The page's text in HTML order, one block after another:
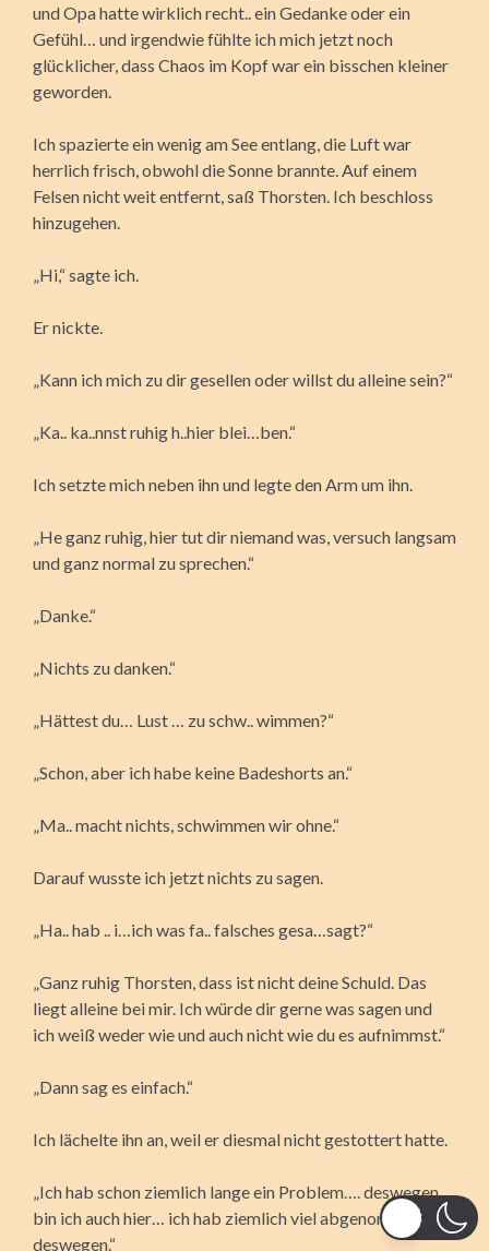
und Opa hatte wirklich recht.. ein Gedanke oder ein
Gefühl… und irgendwie fühlte ich mich jetzt noch
glücklicher, dass Chaos im Kopf war ein bisschen kleiner
geworden.
Ich spazierte ein wenig am See entlang, die Luft war
herrlich frisch, obwohl die Sonne brannte. Auf einem
Felsen nicht weit entfernt, saß Thorsten. Ich beschloss
hinzugehen.
„Hi,“ sagte ich.
Er nickte.
„Kann ich mich zu dir gesellen oder willst du alleine sein?“
„Ka.. ka..nnst ruhig h..hier blei…ben.“
Ich setzte mich neben ihn und legte den Arm um ihn.
„He ganz ruhig, hier tut dir niemand was, versuch langsam
und ganz normal zu sprechen.“
„Danke.“
„Nichts zu danken.“
„Hättest du… Lust … zu schw.. wimmen?“
„Schon, aber ich habe keine Badeshorts an.“
„Ma.. macht nichts, schwimmen wir ohne.“
Darauf wusste ich jetzt nichts zu sagen.
„Ha.. hab .. i…ich was fa.. falsches gesa…sagt?“
„Ganz ruhig Thorsten, dass ist nicht deine Schuld. Das
liegt alleine bei mir. Ich würde dir gerne was sagen und
ich weiß weder wie und auch nicht wie du es aufnimmst.“
„Dann sag es einfach.“
Ich lächelte ihn an, weil er diesmal nicht gestottert hatte.
„Ich hab schon ziemlich lange ein Problem…. deswegen
bin ich auch hier… ich hab ziemlich viel abgenommen
deswegen.“